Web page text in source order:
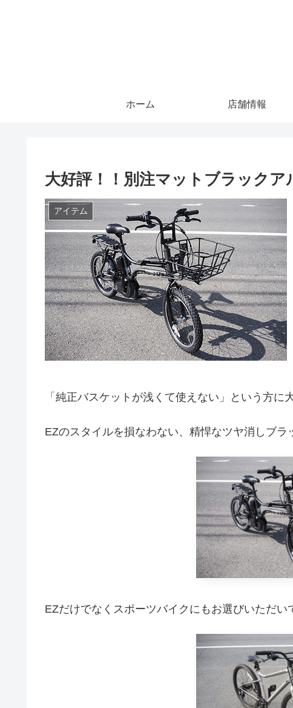
ホーム 店舗情報
大好評！！別注マットブラックア
アイテム
「純正バスケットが浅くて使えない」という方に
EZのスタイルを損なわない、精悍なツヤ消しブラ
EZだけでなくスポーツバイクにもお選びいただい